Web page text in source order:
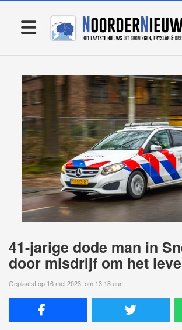
41-jarige dode man in
door misdrijf om het
Geplaatst op 16 mei 2023, om 13:18 uur